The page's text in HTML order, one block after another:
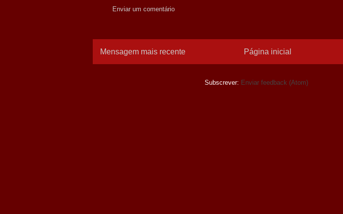
Enviar um comentário
Mensagem mais recente Página inicial
Subscrever: Enviar feedback (Atom)